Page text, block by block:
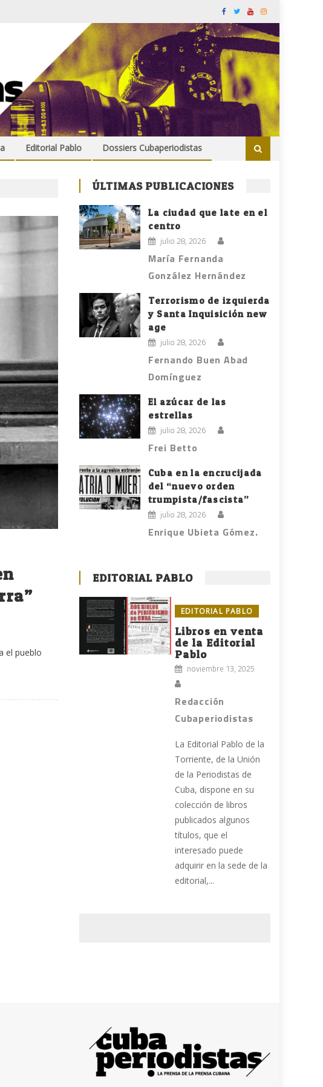
Editorial Pablo Dossiers Cubaperiodistas
el pueblo
ÚLTIMAS PUBLICACIONES
La ciudad que late en el
centro
julio 28, 2026
María Fernanda
González Hernández
Terrorismo de izquierda
y Santa Inquisición new
age
julio 28, 2026
Fernando Buen Abad
Domínguez
El azúcar de las
estrellas
julio 28, 2026
Frei Betto
Cuba en la encrucijada
del “nuevo orden
trumpista/fascista”
julio 28, 2026
Enrique Ubieta Gómez.
EDITORIAL PABLO
EDITORIAL PABLO
Libros en venta
de la Editorial
Pablo
noviembre 13, 2025
Redacción
Cubaperiodistas
La Editorial Pablo de la
Torriente, de la Unión
de la Periodistas de
Cuba, dispone en su
colección de libros
publicados algunos
títulos, que el
interesado puede
adquirir en la sede de la
editorial,...